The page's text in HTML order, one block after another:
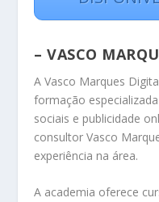
– VASCO
A Vasco Marques
formação
sociais e publicidade
consultor Vasco
experiência na área.
A academia oferece